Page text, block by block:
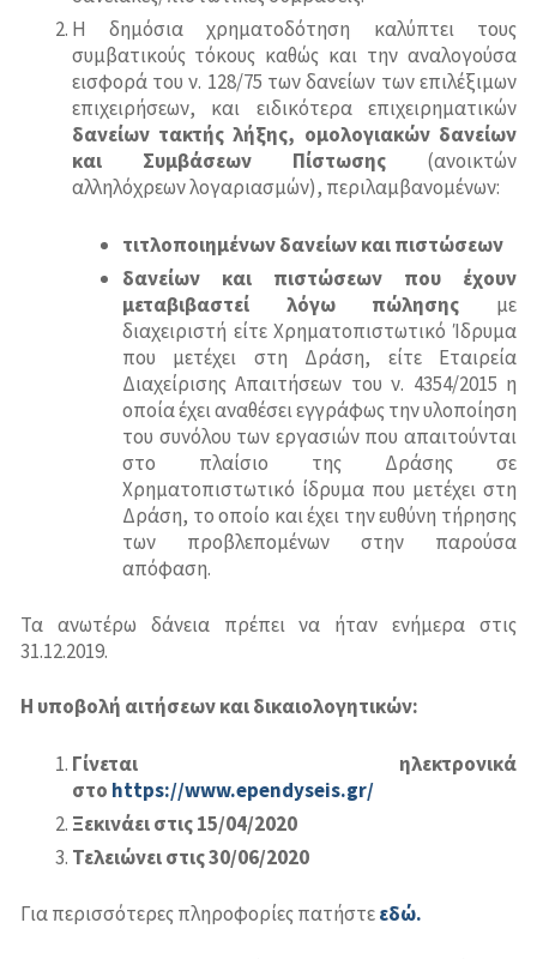
Η δημόσια χρηματοδότηση καλύπτει τους
συμβατικούς τόκους καθώς και την αναλογούσα
εισφορά του ν. 128/75 των δανείων των επιλέξιμων
επιχειρήσεων, και ειδικότερα επιχειρηματικών
δανείων τακτής λήξης, ομολογιακών δανείων
και Συμβάσεων Πίστωσης(ανοικτών
αλληλόχρεων λογαριασμών), περιλαμβανομένων:
τιτλοποιημένων δανείων και πιστώσεων
δανείων και πιστώσεων που έχουν
μεταβιβαστεί λόγω πώλησης με
διαχειριστή είτε Χρηματοπιστωτικό Ίδρυμα
που μετέχει στη Δράση, είτε Εταιρεία
Διαχείρισης Απαιτήσεων του ν. 4354/2015 η
οποία έχει αναθέσει εγγράφως την υλοποίηση
του συνόλου των εργασιών που απαιτούνται
στο πλαίσιο της Δράσης σε
Χρηματοπιστωτικό ίδρυμα που μετέχει στη
Δράση, το οποίο και έχει την ευθύνη τήρησης
των προβλεπομένων στην παρούσα
απόφαση.
Τα ανωτέρω δάνεια πρέπει να ήταν ενήμερα στις
31.12.2019.
Η υποβολή αιτήσεων και δικαιολογητικών:
Γίνεται ηλεκτρονικά
στο https://www.ependyseis.gr/
Ξεκινάει στις 15/04/2020
Τελειώνει στις 30/06/2020
Για περισσότερες πληροφορίες πατήστεεδώ.